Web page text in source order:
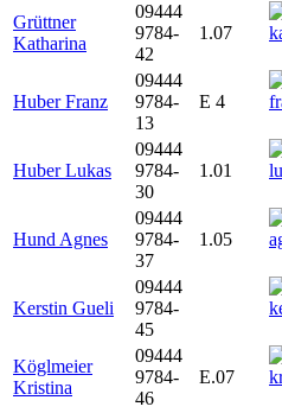
Grüttner
Katharina
09444
9784-
42
1.07
Huber Franz
09444
9784-
13
E 4
Huber Lukas
09444
9784-
30
1.01
Hund Agnes
09444
9784-
37
1.05
Kerstin Gueli
09444
9784-
45
Köglmeier
Kristina
09444
9784-
46
E.07